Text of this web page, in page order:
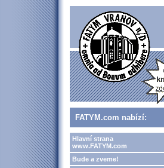
FATYM.com nabízí:
Hlavní strana
www.FATYM.com
Bude a zveme!